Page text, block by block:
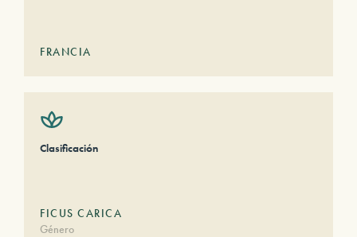
FRANCIA
Clasificación
FICUS CARICA
Género